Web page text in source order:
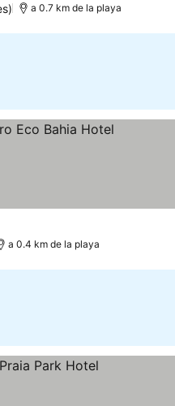
a 0.7 km de la playa
a 0.4 km de la playa